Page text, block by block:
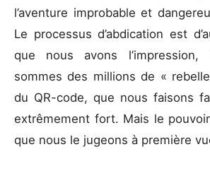
l’aventure improbable et
Le processus d’abdication est
que nous avons
sommes des millions de «
du QR-code, que nous faisons
extrêmement fort. Mais le
que nous le jugeons à première